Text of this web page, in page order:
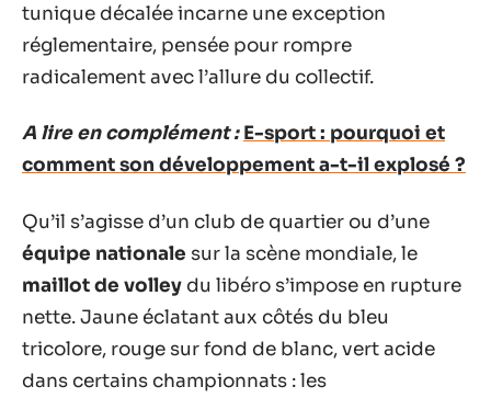
tunique décalée incarne une exception
réglementaire, pensée pour rompre
radicalement avec l’allure du collectif.
A lire en complément : E-sport : pourquoi et
comment son développement a-t-il explosé ?
Qu’il s’agisse d’un club de quartier ou d’une
équipe nationale sur la scène mondiale, le
maillot de volley du libéro s’impose en rupture
nette. Jaune éclatant aux côtés du bleu
tricolore, rouge sur fond de blanc, vert acide
dans certains championnats : les